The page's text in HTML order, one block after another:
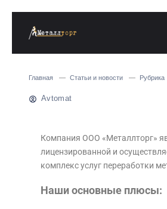
Главная Статьи и новости Рубрика
Avtomat
Компания ООО «Металлторг»
лицензированной и
комплекс услуг переработки
Наши основные плюсы: